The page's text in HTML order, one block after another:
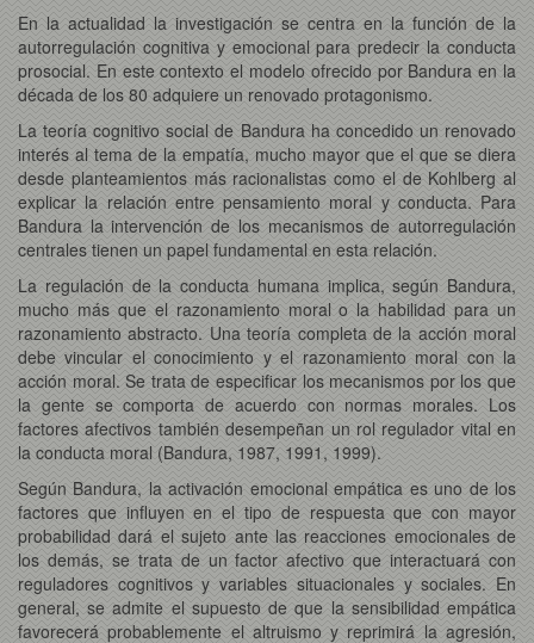
En la actualidad la investigación se centra en la función de la
autorregulación cognitiva y emocional para predecir la conducta
prosocial. En este contexto el modelo ofrecido por Bandura en la
década de los 80 adquiere un renovado protagonismo.
La teoría cognitivo social de Bandura ha concedido un renovado
interés al tema de la empatía, mucho mayor que el que se diera
desde planteamientos más racionalistas como el de Kohlberg al
explicar la relación entre pensamiento moral y conducta. Para
Bandura la intervención de los mecanismos de autorregulación
centrales tienen un papel fundamental en esta relación.
La regulación de la conducta humana implica, según Bandura,
mucho más que el razonamiento moral o la habilidad para un
razonamiento abstracto. Una teoría completa de la acción moral
debe vincular el conocimiento y el razonamiento moral con la
acción moral. Se trata de especificar los mecanismos por los que
la gente se comporta de acuerdo con normas morales. Los
factores afectivos también desempeñan un rol regulador vital en
la conducta moral (Bandura, 1987, 1991, 1999).
Según Bandura, la activación emocional empática es uno de los
factores que influyen en el tipo de respuesta que con mayor
probabilidad dará el sujeto ante las reacciones emocionales de
los demás, se trata de un factor afectivo que interactuará con
reguladores cognitivos y variables situacionales y sociales. En
general, se admite el supuesto de que la sensibilidad empática
favorecerá probablemente el altruismo y reprimirá la agresión,